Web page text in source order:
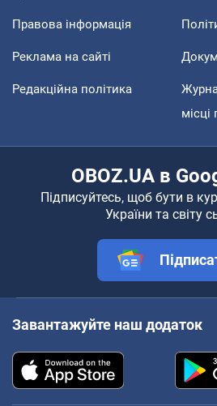
Правова інформація
Реклама на сайті
Редакційна політика
місці
OBOZ.UA в
Підписуйтесь, щоб бути в
України та світу
Завантажуйте наш додаток